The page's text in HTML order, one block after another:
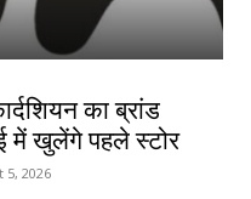
का ब्रांड
में खुलेंगे पहले स्टोर
5, 2026